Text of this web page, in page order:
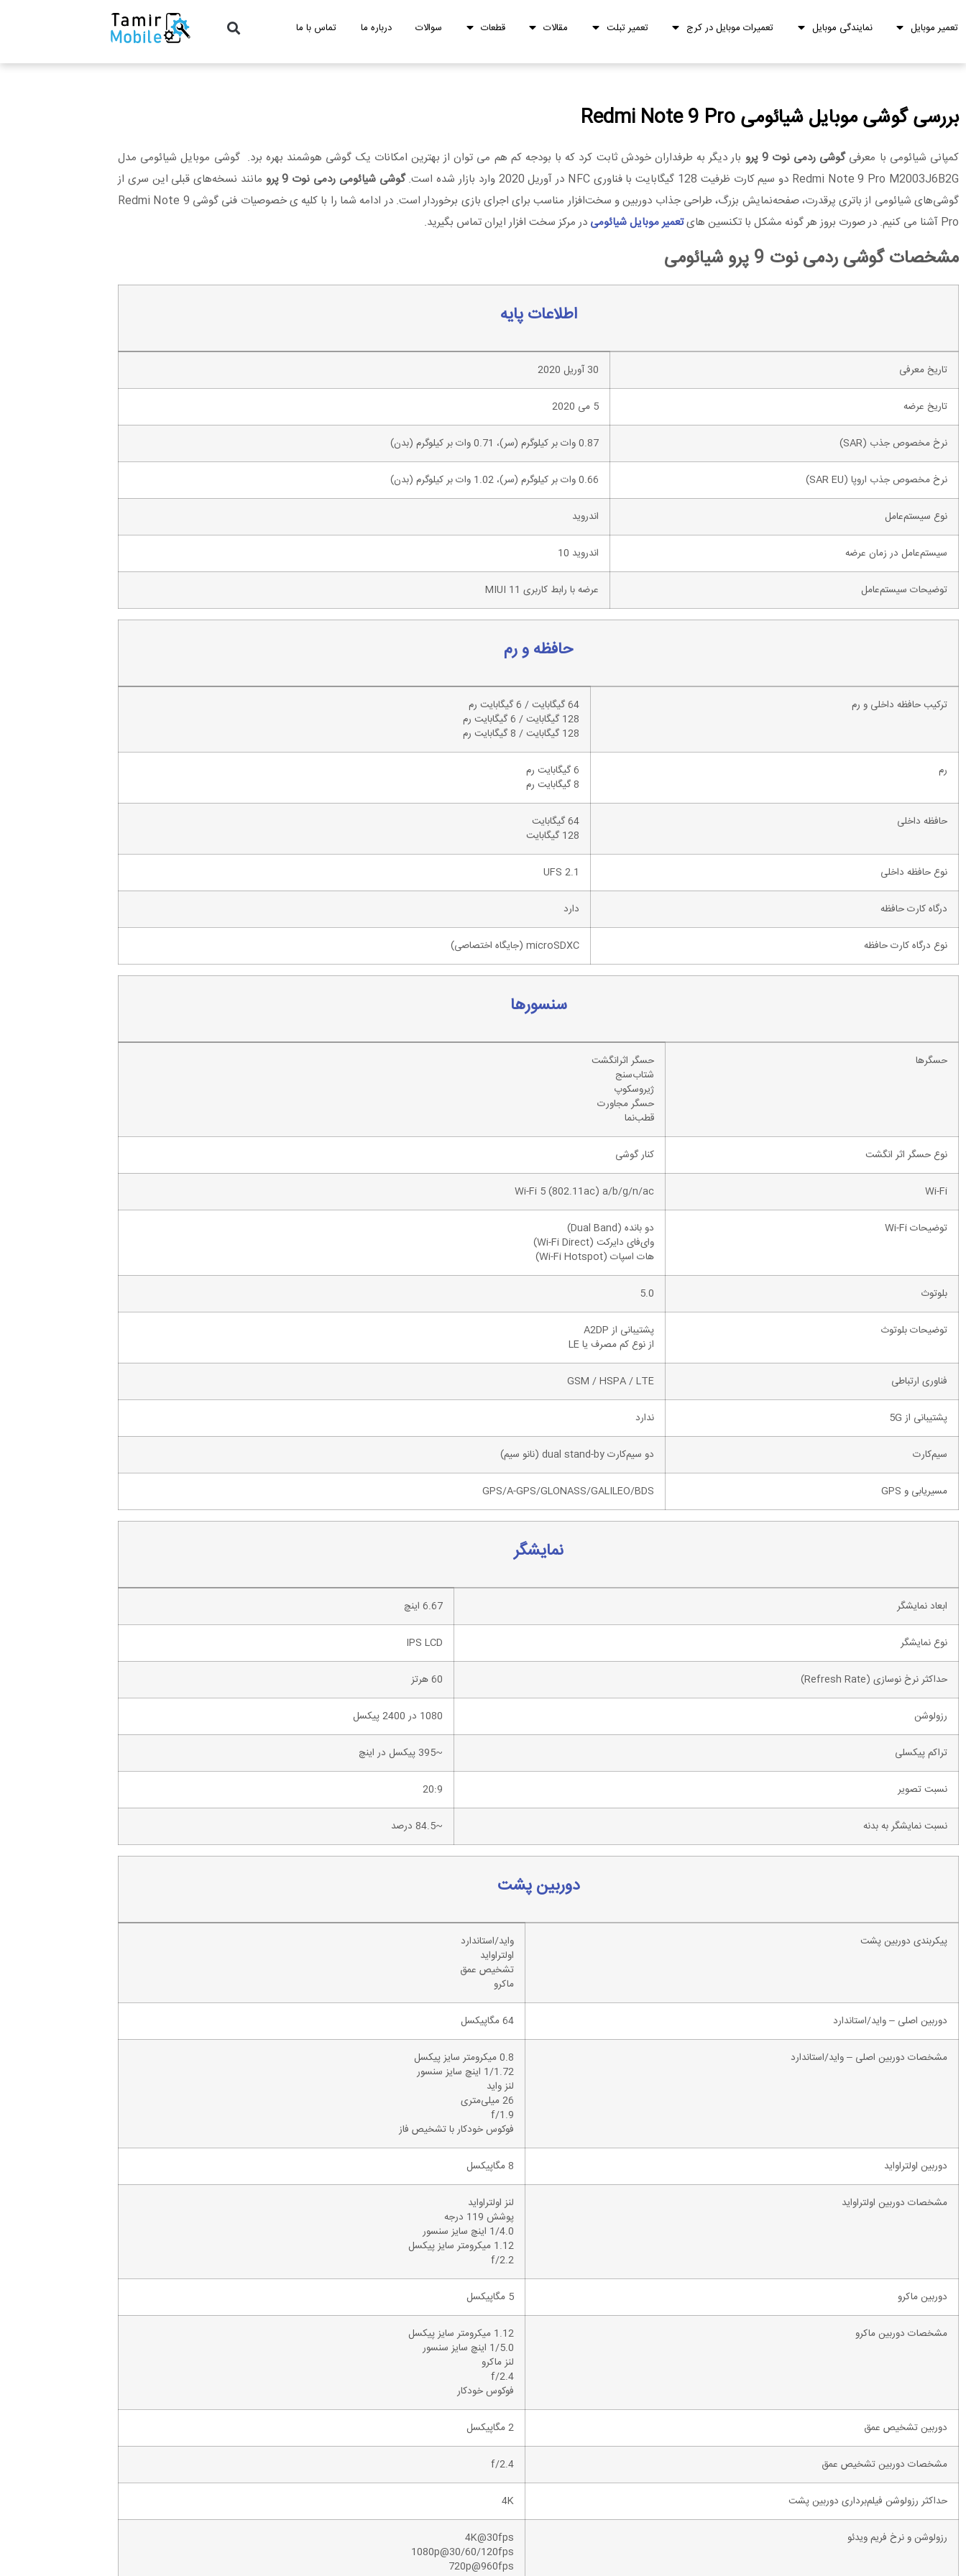
تعمیر موبایل نمایندگی موبایل تعمیرات موبایل در کرج تعمیر تبلت مقالات قطعات سوالات درباره ما تماس با ما
بررسی گوشی موبایل شیائومی Redmi Note 9 Pro
کمپانی شیائومی با معرفیگوشی ردمی نوت 9 پرو
بار دیگر به طرفداران خودش ثابت کرد که با بودجه کم هم می توان از بهترین امکانات یک گوشی هوشمند بهره برد. گوشی موبایل شیائومی مدل
Redmi Note 9 Pro M2003J6B2G دو سیم‌ کارت ظرفیت 128 گیگابایت با فناوری NFC در آوریل 2020 وارد بازار شده است.
گوشی شیائومی ردمی نوت 9 پرو
مانند نسخه‌های قبلی این سری از
گوشی‌های شیائومی از باتری پرقدرت، صفحه‌نمایش بزرگ، طراحی جذاب دوربین و سخت‌افزار مناسب برای اجرای بازی برخوردار است. در ادامه شما را با کلیه ی خصوصیات فنی گوشی Redmi Note 9
Pro آشنا می کنیم. در صورت بروز هر گونه مشکل با تکنسین های
تعمیر موبایل شیائومی در مرکز سخت افزار ایران تماس بگیرید.
مشخصات گوشی ردمی نوت 9 پرو شیائومی
اطلاعات پایه
تاریخ معرفی 30 آوریل 2020
تاریخ عرضه 5 می 2020
نرخ مخصوص جذب (SAR) 0.87 وات بر کیلوگرم (سر)، 0.71 وات بر کیلوگرم (بدن)
نرخ مخصوص جذب اروپا (SAR EU) 0.66 وات بر کیلوگرم (سر)، 1.02 وات بر کیلوگرم (بدن)
نوع سیستم‌عامل اندروید
سیستم‌عامل در زمان عرضه اندروید 10
توضیحات سیستم‌عامل عرضه با رابط کاربری MIUI 11
حافظه و رم
ترکیب حافظه داخلی و رم
64 گیگابایت / 6 گیگابایت رم
128 گیگابایت / 6 گیگابایت رم
128 گیگابایت / 8 گیگابایت رم
رم
6 گیگابایت رم
8 گیگابایت رم
حافظه داخلی
64 گیگابایت
128 گیگابایت
نوع حافظه داخلی UFS 2.1
درگاه کارت حافظه دارد
نوع درگاه کارت حافظه microSDXC (جایگاه اختصاصی)
سنسورها
حسگرها
حسگر اثرانگشت
شتاب‌سنج
ژیروسکوپ
حسگر مجاورت
قطب‌نما
نوع حسگر اثر انگشت کنار گوشی
Wi-Fi
Wi-Fi 5 (802.11ac) a/b/g/n/ac
توضیحات Wi-Fi
دو بانده (Dual Band)
وای‌فای دایرکت (Wi-Fi Direct)
هات اسپات (Wi-Fi Hotspot)
بلوتوث 5.0
توضیحات بلوتوث
پشتیبانی از A2DP
از نوع کم مصرف یا LE
فناوری‌ ارتباطی GSM / HSPA / LTE
پشتیبانی از 5G ندارد
سیم‌کارت دو سیم‌کارت dual stand-by (نانو سیم)
مسیریابی و GPS GPS/A-GPS/GLONASS/GALILEO/BDS
نمایشگر
ابعاد نمایشگر 6.67 اینچ
نوع نمایشگر IPS LCD
حداکثر نرخ نوسازی (Refresh Rate) 60 هرتز
رزولوشن 1080 در 2400 پیکسل
تراکم پیکسلی ~395 پیکسل در اینچ
نسبت تصویر 20:9
نسبت نمایشگر به بدنه ~84.5 درصد
دوربین پشت
پیکربندی دوربین پشت
واید/استاندارد
اولتراواید
تشخیص عمق
ماکرو
دوربین اصلی – واید/استاندارد 64 مگاپیکسل
مشخصات دوربین اصلی – واید/استاندارد
0.8 میکرومتر سایز پیکسل
1/1.72 اینچ سایز سنسور
لنز واید
26 میلی‌متری
f/1.9
فوکوس خودکار با تشخیص فاز
دوربین اولتراواید 8 مگاپیکسل
مشخصات دوربین اولتراواید
لنز اولتراواید
پوشش 119 درجه
1/4.0 اینچ سایز سنسور
1.12 میکرومتر سایز پیکسل
f/2.2
دوربین ماکرو 5 مگاپیکسل
مشخصات دوربین ماکرو
1.12 میکرومتر سایز پیکسل
1/5.0 اینچ سایز سنسور
لنز ماکرو
f/2.4
فوکوس خودکار
دوربین تشخیص عمق 2 مگاپیکسل
مشخصات دوربین تشخیص عمق f/2.4
حداکثر رزولوشن فیلم‌برداری دوربین‌ پشت 4K
رزولوشن و نرخ فریم ویدئو
4K@30fps
1080p@30/60/120fps
720p@960fps